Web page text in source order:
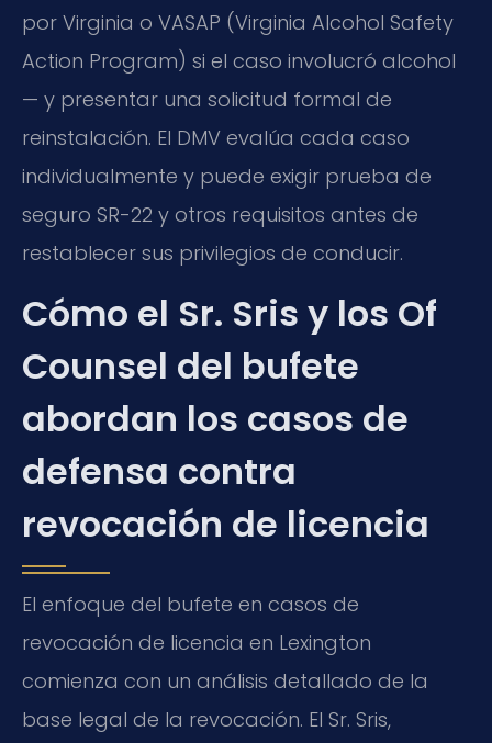
por Virginia o VASAP (Virginia Alcohol Safety
Action Program) si el caso involucró alcohol
— y presentar una solicitud formal de
reinstalación. El DMV evalúa cada caso
individualmente y puede exigir prueba de
seguro SR-22 y otros requisitos antes de
restablecer sus privilegios de conducir.
Cómo el Sr. Sris y los Of
Counsel del bufete
abordan los casos de
defensa contra
revocación de licencia
El enfoque del bufete en casos de
revocación de licencia en Lexington
comienza con un análisis detallado de la
base legal de la revocación. El Sr. Sris,